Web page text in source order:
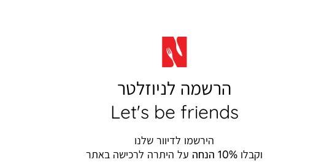
הרשמה לניוזלטר
Let's be friends
הירשמו לדיוור שלנו
וקבלו 10% הנחה על היתרה לרכישה באתר